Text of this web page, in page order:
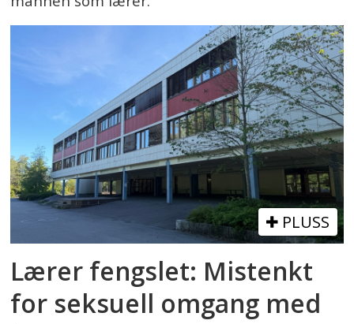
PLUSS
Lærer fengslet: Mistenkt
for seksuell omgang med